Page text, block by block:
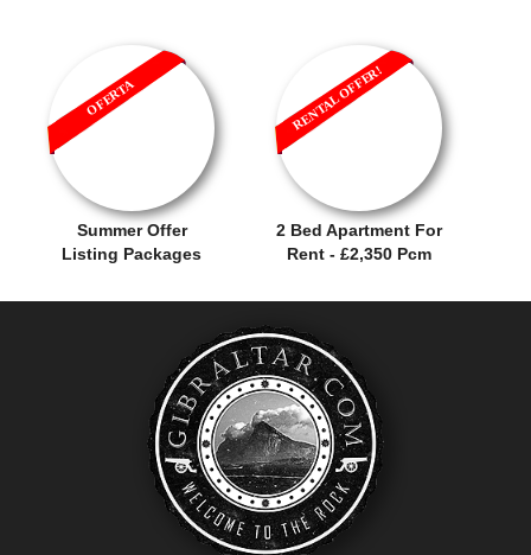
Summer Offer
Listing Packages
OFERTA
2 Bed Apartment For
Rent - £2,350 Pcm
RENTAL OFFER!